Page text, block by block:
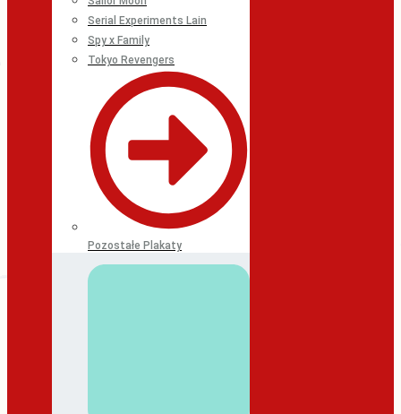
Serial Experiments Lain
Spy x Family
Tokyo Revengers
Pozostałe Plakaty